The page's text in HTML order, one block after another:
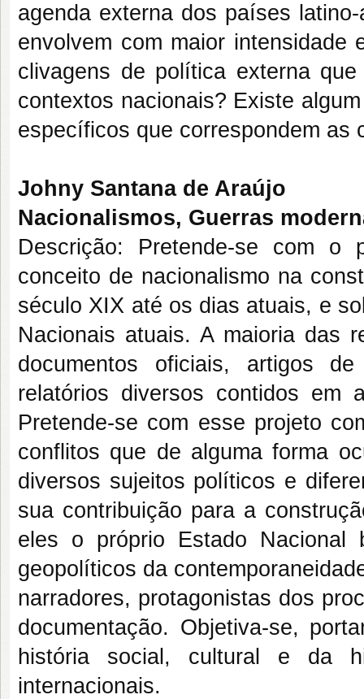
agenda externa dos países
envolvem com maior
clivagens de política externa
contextos nacionais? Existe
específicos que correspondem as
Johny Santana de Araújo
Nacionalismos, Guerras
Descrição: Pretende-se com o
conceito de nacionalismo na
século XIX até os dias atuais, e
Nacionais atuais. A maioria das
documentos oficiais, artigos
relatórios diversos contidos em
Pretende-se com esse projeto
conflitos que de alguma forma
diversos sujeitos políticos e
sua contribuição para a
eles o próprio Estado Nacional
geopolíticos da
narradores, protagonistas dos
documentação. Objetiva-se,
história social, cultural e da
internacionais.